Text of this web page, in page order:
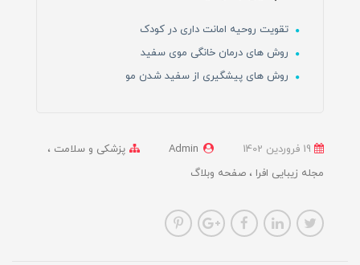
تقویت روحیه امانت داری در کودک
روش های درمان خانگی موی سفید
روش های پیشگیری از سفید شدن مو
Admin
پزشکی و سلامت
مجله زیبایی افرا
صفحه وبلاگ